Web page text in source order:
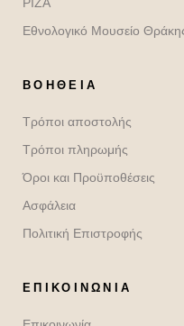
Εθνολογικό Μουσείο
ΒΟΉΘΕΙΑ
Τρόποι αποστολής
Τρόποι πληρωμής
Όροι και Προϋποθέσεις
Ασφάλεια
Πολιτική Επιστροφής
ΕΠΙΚΟΙΝΩΝΙΑ